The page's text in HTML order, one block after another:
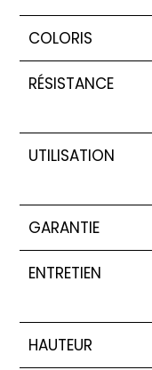
COLORIS
RÉSISTANCE
UTILISATION
GARANTIE
ENTRETIEN
HAUTEUR